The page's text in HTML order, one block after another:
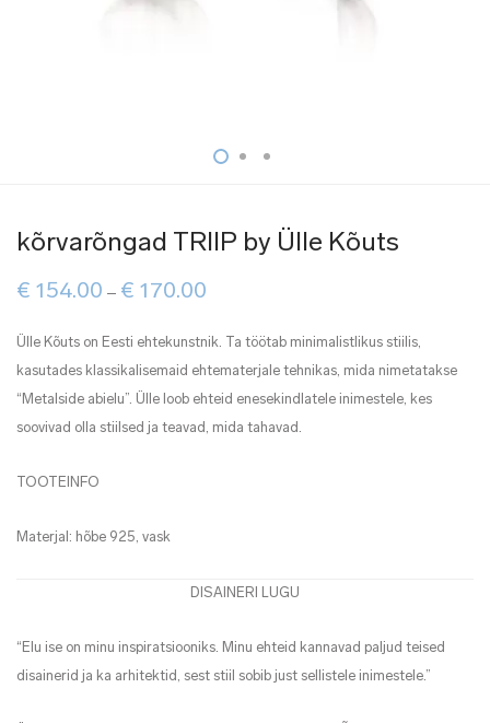
kõrvarõngad TRIIP by Ülle Kõuts
€ 154.00 – € 170.00
€ 170.00
Ülle Kõuts on Eesti ehtekunstnik. Ta töötab minimalistlikus stiilis,
kasutades klassikalisemaid ehtematerjale tehnikas, mida nimetatakse
“Metalside abielu”. Ülle loob ehteid enesekindlatele inimestele, kes
soovivad olla stiilsed ja teavad, mida tahavad.
TOOTEINFO
Materjal: hõbe 925, vask
DISAINERI LUGU
“Elu ise on minu inspiratsiooniks. Minu ehteid kannavad paljud teised
disainerid ja ka arhitektid, sest stiil sobib just sellistele inimestele.”